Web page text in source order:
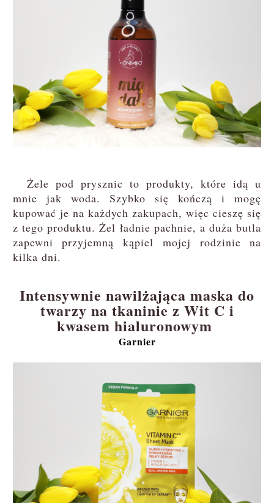
Żele pod prysznic to produkty, które idą u
mnie jak woda. Szybko się kończą i mogę
kupować je na każdych zakupach, więc cieszę się
z tego produktu. Żel ładnie pachnie, a duża butla
zapewni przyjemną kąpiel mojej rodzinie na
kilka dni.
Intensywnie nawilżająca maska do
twarzy na tkaninie z Wit C i
kwasem hialuronowym
Garnier